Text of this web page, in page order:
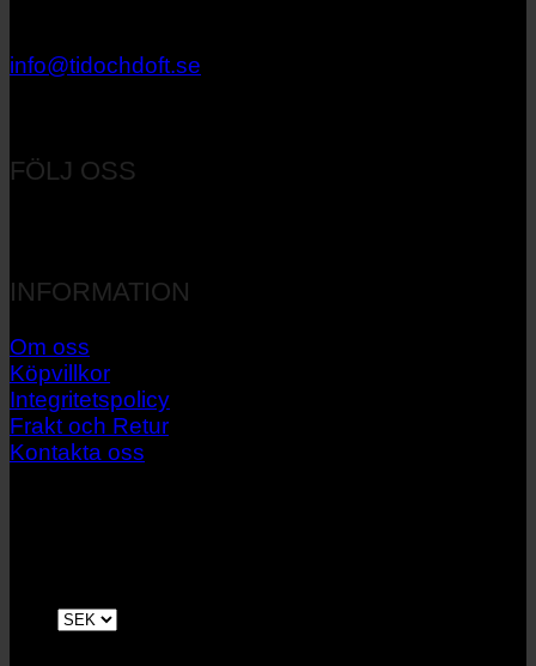
info@tidochdoft.se
FÖLJ OSS
INFORMATION
Om oss
Köpvillkor
Integritetspolicy
Frakt och Retur
Kontakta oss